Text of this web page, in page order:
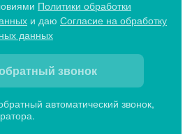
67/2 в Уфе
Политики обработки
и даю Согласие на обработку
данных
звонок
автоматический звонок,